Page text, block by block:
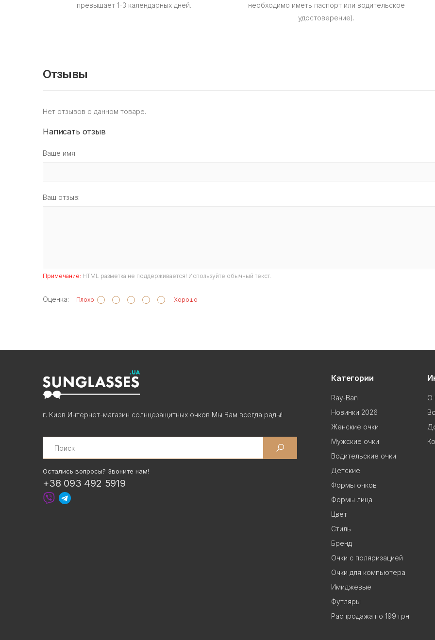
превышает 1-3 календарных дней.
необходимо иметь паспорт или водительское
удостоверение).
Отзывы
Нет отзывов о данном товаре.
Написать отзыв
Ваше имя:
Ваш отзыв:
Примечание: HTML разметка не поддерживается! Используйте обычный текст.
Оценка: Плохо Хорошо
г. Киев Интернет-магазин солнцезащитных очков Мы Вам всегда рады!
Search
Остались вопросы? Звоните нам!
+38 093 492 5919
Категории
Ray-Ban
Новинки 2026
Женские очки
Мужские очки
Водительские очки
Детские
Формы очков
Формы лица
Цвет
Стиль
Бренд
Очки с поляризацией
Очки для компьютера
Имиджевые
Футляры
Распродажа по 199 грн
О